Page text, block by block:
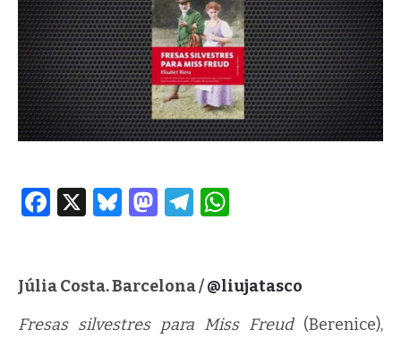
Facebook
X Bluesky
Mastodon
Telegram
Júlia Costa. Barcelona /@liujatasco
Fresas silvestres para Miss Freud (Berenice),